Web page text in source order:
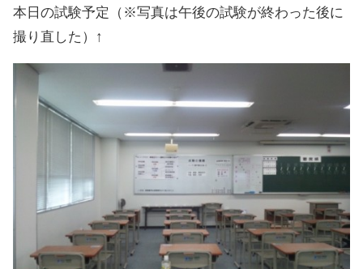
本日の試験予定（※写真は午後の試験が終わった後に
撮り直した）↑